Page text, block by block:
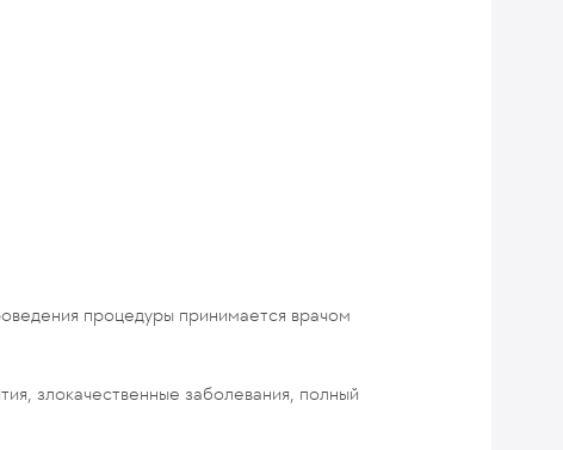
процедуры принимается врачом
злокачественные заболевания, полный